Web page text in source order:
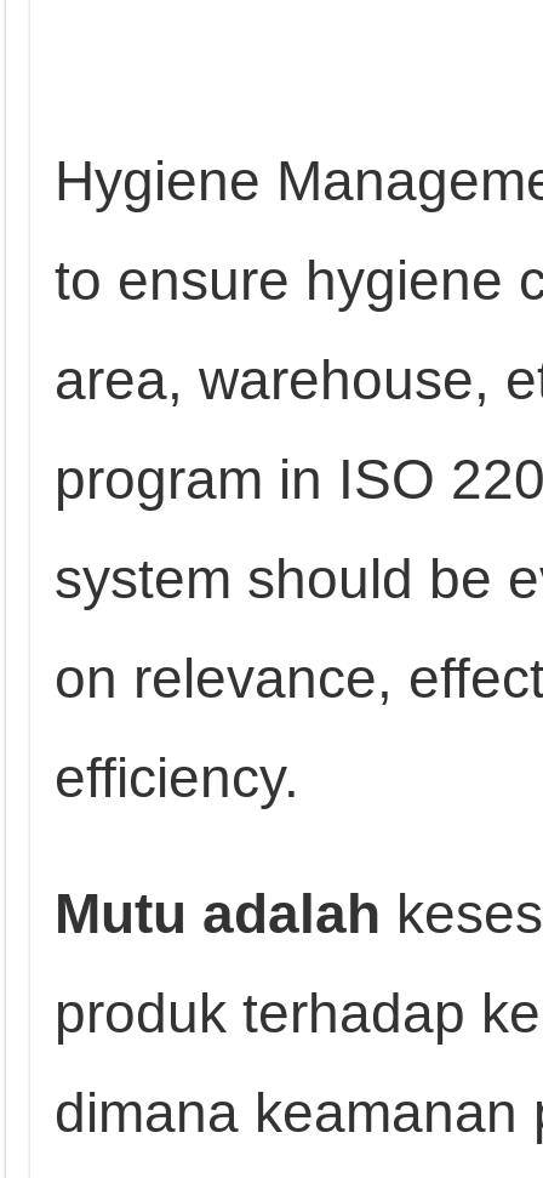
Hygiene
to ensure hygiene
area, warehouse,
program in ISO
system should be
on relevance,
efficiency.
Mutu adalah
produk terhadap
dimana keamanan